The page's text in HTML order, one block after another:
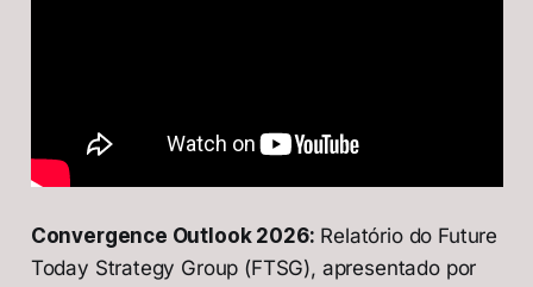
Convergence Outlook 2026: Relatório do Future
Today Strategy Group (FTSG), apresentado por